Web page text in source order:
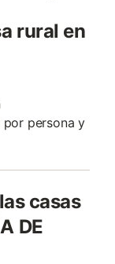
rural en
por persona y
casas
DE